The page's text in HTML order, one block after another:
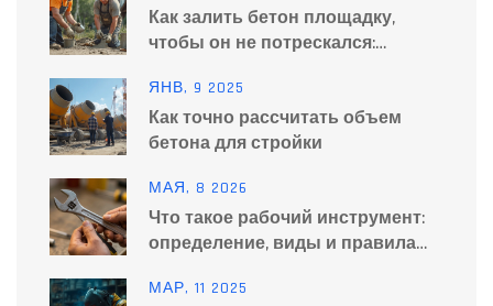
Как залить бетон площадку,
чтобы он не потрескался:
советы
ЯНВ, 9 2025
Как точно рассчитать объем
бетона для стройки
МАЯ, 8 2026
Что такое рабочий инструмент:
определение, виды и правила
МАР, 11 2025